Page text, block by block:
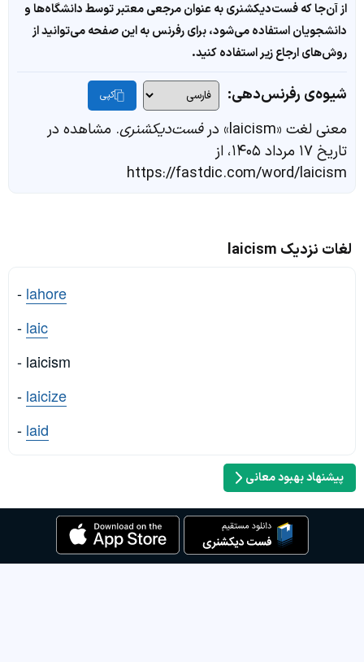
از آن‌جا که فست‌دیکشنری به عنوان مرجعی معتبر توسط دانشگاه‌ها و
دانشجویان استفاده می‌شود، برای رفرنس به این صفحه می‌توانید از
روش‌های ارجاع زیر استفاده کنید.
شیوه‌ی رفرنس‌دهی: کپی
معنی لغت «laicism» در فست‌دیکشنری. مشاهده در
تاریخ ۱۷ مرداد ۱۴۰۵، از
https://fastdic.com/word/laicism
لغات نزدیک laicism
- lahore
- laic
- laicism
- laicize
- laid
پیشنهاد بهبود معانی